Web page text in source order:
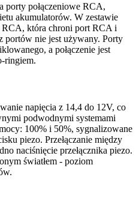
porty połączeniowe RCA,
akumulatorów. W zestawie
RCA, która chroni port RCA i
portów nie jest używany. Porty
a połączenie jest
ringiem.
napięcia z 14,4 do 12V, co
podwodnymi systemami
100% i 50%, sygnalizowane
piezo. Przełączanie między
naciśnięcie przełącznika piezo.
światłem - poziom